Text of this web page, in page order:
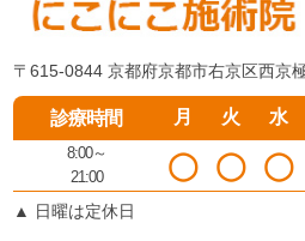
〒615-0844 京都府京都市右京区西京
診療時間 月 火 水
8:00～
21:00
◯ ◯ ◯
▲ 日曜は定休日